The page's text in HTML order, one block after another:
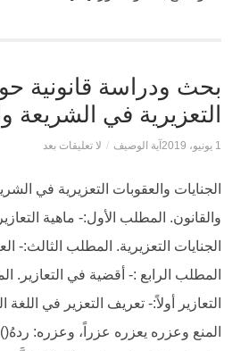
بحث ودراسة قانونية
التعزيرية في الشريعة
1 يونيو، 2019 آية الوصيف / لا تعليقات بعد
الجنايات والعقوبات التعزيرية في
والقانون. المطلب الأول:- ماهية
الجنايات التعزيرية. المطلب الثالث:-
المطلب الرابع :- أقضية في التعازير.
التعازير أولاً:- تعريف التعزير في اللغة
المنع وعزره يعزره عزراً، وعزره: ردهُ().